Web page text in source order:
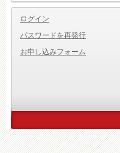
ログイン
パスワードを再発行
お申し込みフォーム